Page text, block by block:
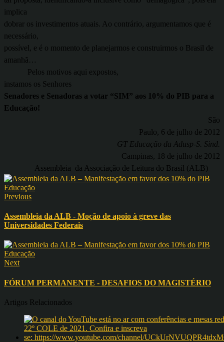
implica
dobrar os investimentos atuais. Ao contrário, argumentamos que é
necessário,
possível, e é o momento de planejarmos e construirmos o Brasil de
amanhã…
Pelos motivos aqui expostos,
instamos os Senhores
Senadores e Senadoras a votar “SIM” aos 10% do PIB para a
Educação!
São
Paulo, 6 de julho de 2012
GT Educação da Adusp-S. Sind.
Campinas, 18 de julho de 2012
Assembleia da Associação de Leitura do Brasil (ALB)
Previous
Assembleia da ALB - Moção de apoio à greve das
Universidades Federais
Next
FÓRUM PERMANENTE - DESAFIOS DO MAGISTÉRIO
Artigos Relacionados